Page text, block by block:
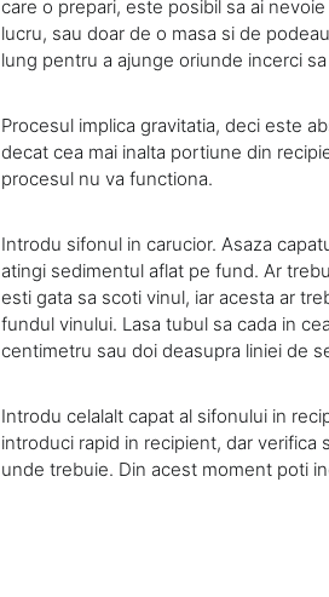
care o prepari, este posibil sa ai
lucru, sau doar de o masa si de
lung pentru a ajunge oriunde incerci
Procesul implica gravitatia, deci este
decat cea mai inalta portiune din
procesul nu va functiona.
Introdu sifonul in carucior. Asaza
atingi sedimentul aflat pe fund. Ar
esti gata sa scoti vinul, iar acesta ar
fundul vinului. Lasa tubul sa cada in
centimetru sau doi deasupra liniei de
Introdu celalalt capat al sifonului in
introduci rapid in recipient, dar
unde trebuie. Din acest moment poti